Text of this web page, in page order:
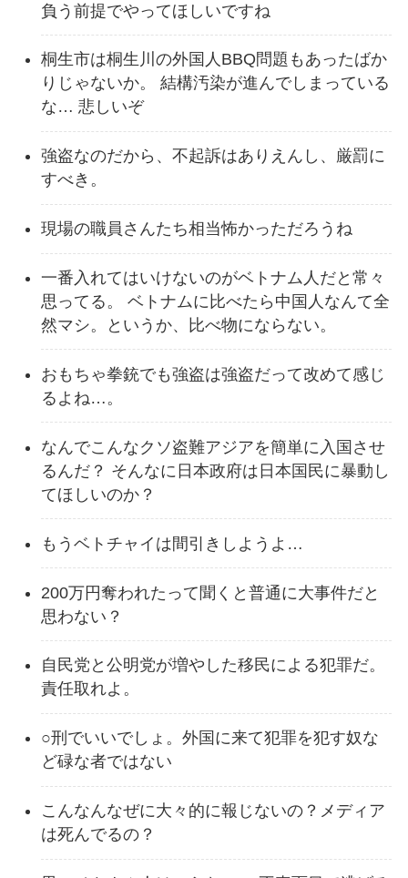
負う前提でやってほしいですね
桐生市は桐生川の外国人BBQ問題もあったばか
りじゃないか。 結構汚染が進んでしまっている
な… 悲しいぞ
強盗なのだから、不起訴はありえんし、厳罰に
すべき。
現場の職員さんたち相当怖かっただろうね
一番入れてはいけないのがベトナム人だと常々
思ってる。 ベトナムに比べたら中国人なんて全
然マシ。というか、比べ物にならない。
おもちゃ拳銃でも強盗は強盗だって改めて感じ
るよね…。
なんでこんなクソ盗難アジアを簡単に入国させ
るんだ？ そんなに日本政府は日本国民に暴動し
てほしいのか？
もうベトチャイは間引きしようよ…
200万円奪われたって聞くと普通に大事件だと
思わない？
自民党と公明党が増やした移民による犯罪だ。
責任取れよ。
○刑でいいでしょ。外国に来て犯罪を犯す奴な
ど碌な者ではない
こんなんなぜに大々的に報じないの？メディア
は死んでるの？